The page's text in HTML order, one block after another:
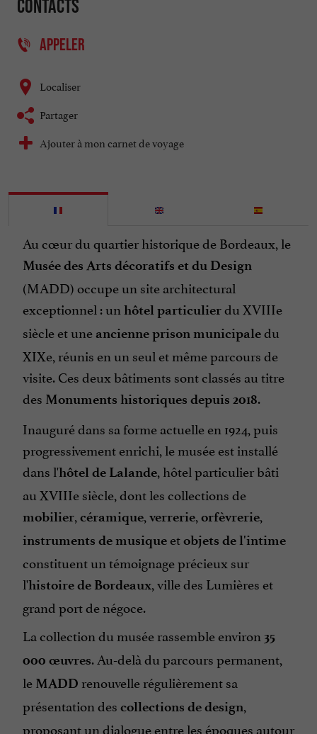
Contacts
APPELER
Localiser
Partager
Ajouter à mon carnet de voyage
Au cœur du quartier historique de Bordeaux, le
Musée des Arts décoratifs et du Design
(MADD) occupe un site architectural
exceptionnel : un hôtel particulierdu XVIIIe
siècle et une ancienne prison municipaledu
XIXe, réunis en un seul et même parcours de
visite. Ces deux bâtiments sont classés au titre
des Monuments historiques depuis 2018.
Inauguré dans sa forme actuelle en 1924, puis
progressivement enrichi, le musée est installé
dans l'hôtel de Lalande, hôtel particulier bâti
au XVIIIe siècle, dont les collections de
mobilier, céramique, verrerie, orfèvrerie,
instruments de musique etobjets de l'intime
constituent un témoignage précieux sur
l'histoire de Bordeaux, ville des Lumières et
grand port de négoce.
La collection du musée rassemble environ 35
000 œuvres. Au-delà du parcours permanent,
le MADD renouvelle régulièrement sa
présentation des collections de design,
proposant un dialogue entre les époques autour